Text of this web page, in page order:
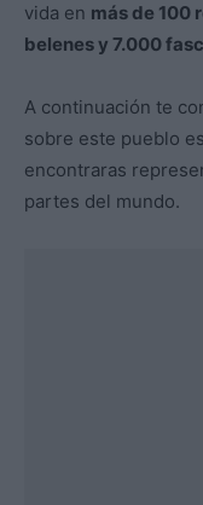
vida en más de 100
belenes y 7.000
A continuación te
sobre este pueblo
encontraras
partes del mundo.